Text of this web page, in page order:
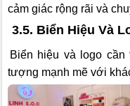
cảm giác rộng rãi và
3.5. Biển Hiệu Và
Biển hiệu và logo
tượng mạnh mẽ với